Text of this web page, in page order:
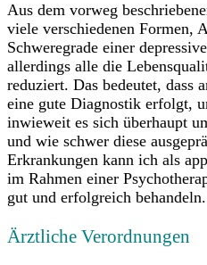
Aus dem vorweg
viele verschiedenen Formen,
Schweregrade einer
allerdings alle die
reduziert. Das bedeutet, dass
eine gute Diagnostik erfolgt,
inwieweit es sich überhaupt
und wie schwer diese
Erkrankungen kann ich als
im Rahmen einer
gut und erfolgreich behandeln.
Ärztliche Verordnungen